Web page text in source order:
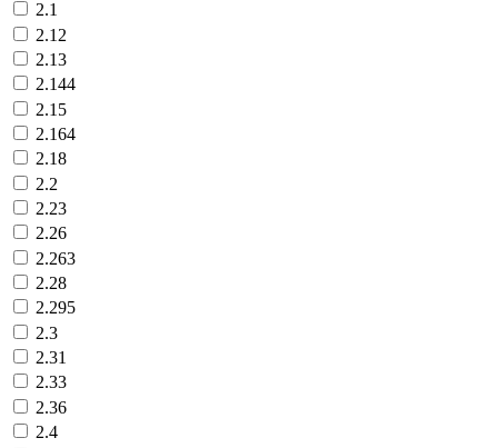
2.1
2.12
2.13
2.144
2.15
2.164
2.18
2.2
2.23
2.26
2.263
2.28
2.295
2.3
2.31
2.33
2.36
2.4